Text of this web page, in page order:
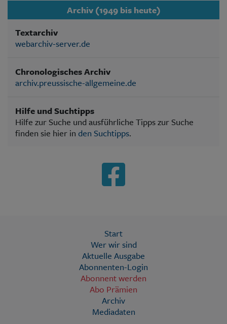
Archiv (1949 bis heute)
Textarchiv
webarchiv-server.de
Chronologisches Archiv
archiv.preussische-allgemeine.de
Hilfe und Suchtipps
Hilfe zur Suche und ausführliche Tipps zur Suche
finden sie hier in den Suchtipps.
Start
Wer wir sind
Aktuelle Ausgabe
Abonnenten-Login
Abonnent werden
Abo Prämien
Archiv
Mediadaten